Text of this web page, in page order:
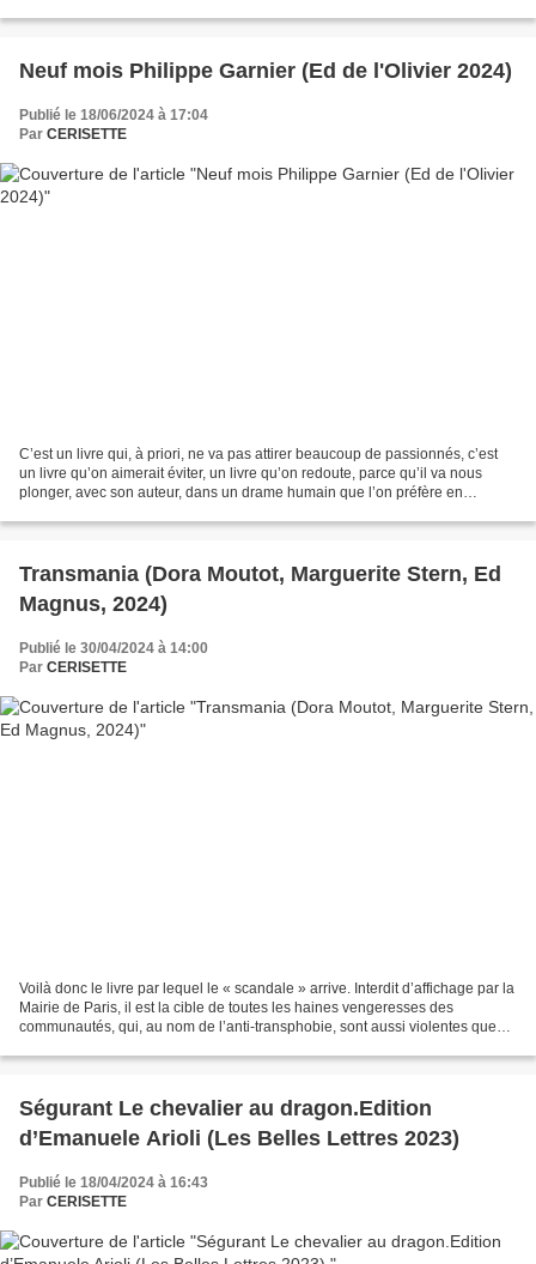
Neuf mois Philippe Garnier (Ed de l'Olivier 2024)
Publié le 18/06/2024 à 17:04
Par CERISETTE
C’est un livre qui, à priori, ne va pas attirer beaucoup de passionnés, c’est
un livre qu’on aimerait éviter, un livre qu’on redoute, parce qu’il va nous
plonger, avec son auteur, dans un drame humain que l’on préfère en
Transmania (Dora Moutot, Marguerite Stern, Ed
Magnus, 2024)
Publié le 30/04/2024 à 14:00
Par CERISETTE
Voilà donc le livre par lequel le « scandale » arrive. Interdit d’affichage par la
Mairie de Paris, il est la cible de toutes les haines vengeresses des
communautés, qui, au nom de l’anti-transphobie, sont aussi violentes que
Ségurant Le chevalier au dragon.Edition
d’Emanuele Arioli (Les Belles Lettres 2023)
Publié le 18/04/2024 à 16:43
Par CERISETTE